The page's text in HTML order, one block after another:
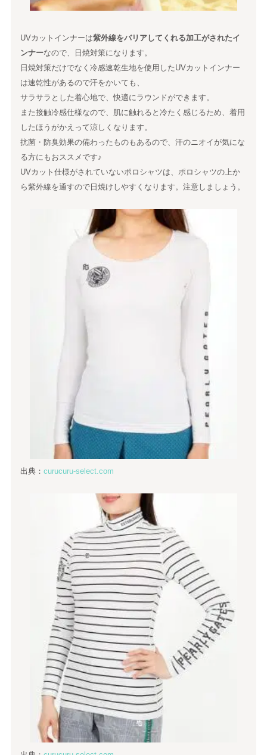
UVカットインナーは紫外線をバリアしてくれる加工がされたイ
ンナーなので、日焼対策になります。
日焼対策だけでなく冷感速乾生地を使用したUVカットインナー
は速乾性があるので汗をかいても、
サラサラとした着心地で、快適にラウンドができます。
また接触冷感仕様なので、肌に触れると冷たく感じるため、着用
したほうがかえって涼しくなります。
抗菌・防臭効果の備わったものもあるので、汗のニオイが気にな
る方にもおススメです♪
UVカット仕様がされていないポロシャツは、ポロシャツの上か
ら紫外線を通すので日焼けしやすくなります。注意しましょう。
出典：curucuru-select.com